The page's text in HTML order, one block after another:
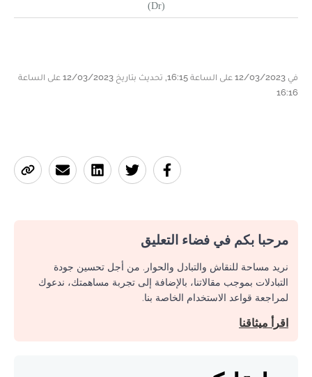
(Dr)
في 12/03/2023 على الساعة 16:15, تحديث بتاريخ 12/03/2023 على الساعة
16:16
مرحبا بكم في فضاء التعليق
نريد مساحة للنقاش والتبادل والحوار. من أجل تحسين جودة
التبادلات بموجب مقالاتنا، بالإضافة إلى تجربة مساهمتك، ندعوك
لمراجعة قواعد الاستخدام الخاصة بنا.
اقرأ ميثاقنا